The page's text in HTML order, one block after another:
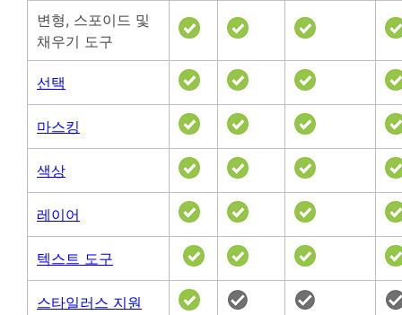
변형, 스포이드 및
채우기 도구
선택
마스킹
색상
레이어
텍스트 도구
스타일러스 지원